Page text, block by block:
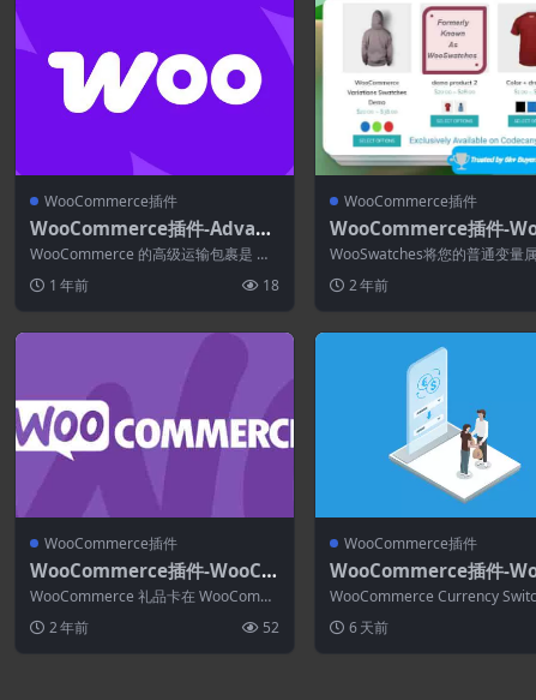
WooCommerce插件
WooCommerce插件-Advanc
ed Shipping Packages for
WooCommerce 1.2.2
WooCommerce 的高级运输包裹是 Wo
1 年前 18
WooCommerce插件
WooCommerce插件-
mmerce Color or
riation Swatches 4.0.0
WooSwatches将您的普通变量
择。...2 年前
WooCommerce插件
WooCommerce插件-WooCo
mmerce Gift Cards 2.2.2
WooCommerce 礼品卡在 WooComm
2 年前 52
WooCommerce插件
WooCommerce插件-
Woo WooCommerce
ncy Switcher Pro 2.3.2
WooCommerce Currency
6 天前